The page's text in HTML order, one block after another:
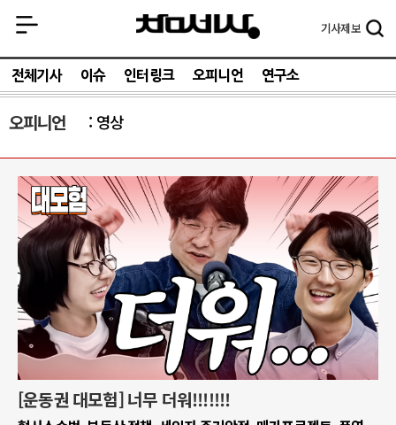
기사제보
전체기사 이슈 인터링크 오피니언 연구소
오피니언 영상
[운동권 대모험] 너무 더워!!!!!!!